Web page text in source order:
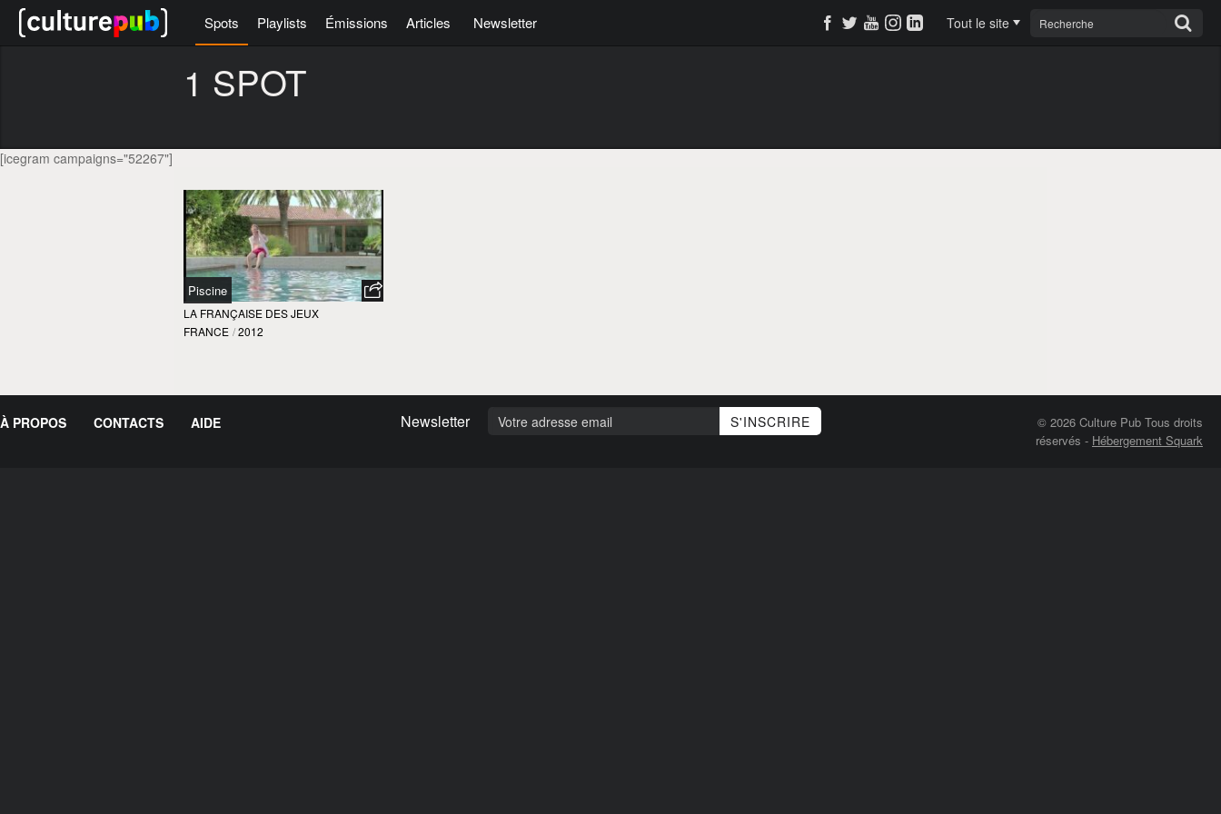
Spots Playlists Émissions Articles Newsletter Tout le site
1 SPOT
[icegram campaigns="52267"]
Piscine
LA FRANÇAISE DES JEUX
FRANCE / 2012
À PROPOS CONTACTS AIDE Newsletter
© 2026 Culture Pub Tous droits
réservés - Hébergement Squark